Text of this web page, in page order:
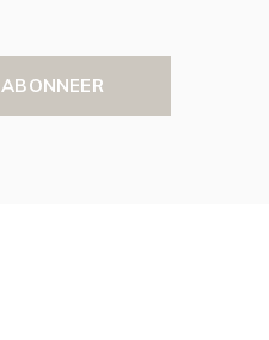
ABONNEER